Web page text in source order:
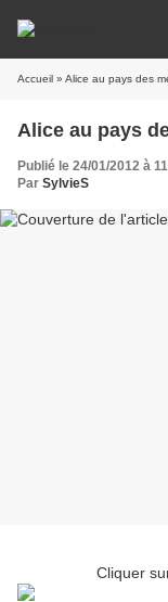
Accueil » Alice au pays des
Alice au pays
Publié le 24/01/2012 à
Par SylvieS
Cliquer